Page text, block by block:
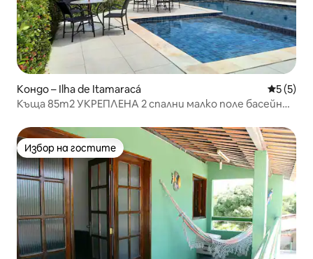
Кондо – Ilha de Itamaracá Средна
5 (5)
Къща 85m2 УКРЕПЛЕНА 2 спални малко поле басейн
Избор на гостите
Избор на гостите